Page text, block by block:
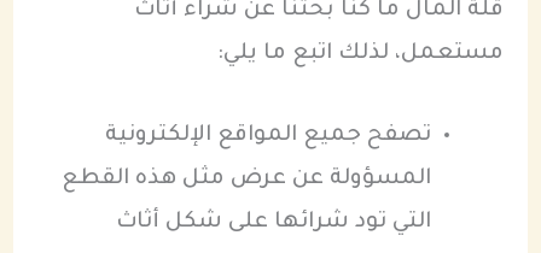
قلة المال ما كنا بحثنا عن شراء أثاث
مستعمل، لذلك اتبع ما يلي:
تصفح جميع المواقع الإلكترونية
المسؤولة عن عرض مثل هذه القطع
التي تود شرائها على شكل أثاث